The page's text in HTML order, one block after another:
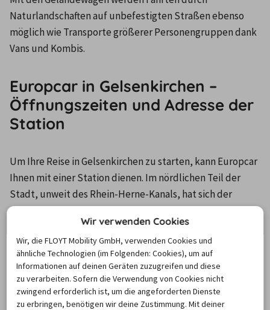
Naturlandschaften auf unbefestigten Straßen ebenso
möglich wie Transporte größerer Personengruppen dank
Vans und Kombis.
Europcar in Gelsenkirchen –
Öffnungszeiten und Adresse der
Station
Um Ihre Reise in Gelsenkirchen zu starten, kann Europcar
Ihnen mit einer Station dienen. Im nördlichen Teil der
Stadt, unweit des Rhein-Herne-Kanals, hat sich der
Anbieter hier mit einer Filiale niedergelassen. Der
nachfolgenden Tabelle können Sie die Öffnungszeiten
und Adresse der Station entnehmen:
Station Adresse Öffungszeiten
- Montag –
Wir verwenden Cookies
Wir, die FLOYT Mobility GmbH, verwenden Cookies und
ähnliche Technologien (im Folgenden: Cookies), um auf
Informationen auf deinen Geräten zuzugreifen und diese
zu verarbeiten. Sofern die Verwendung von Cookies nicht
zwingend erforderlich ist, um die angeforderten Dienste
zu erbringen, benötigen wir deine Zustimmung. Mit deiner